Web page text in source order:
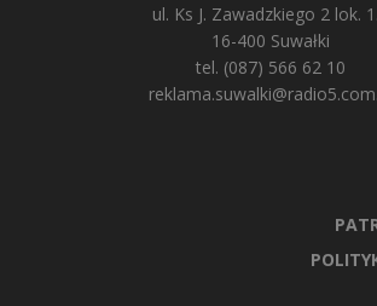
ul. Ks J. Zawadzkiego 2 lok.
16-400 Suwałki
tel. (087) 566 62 10